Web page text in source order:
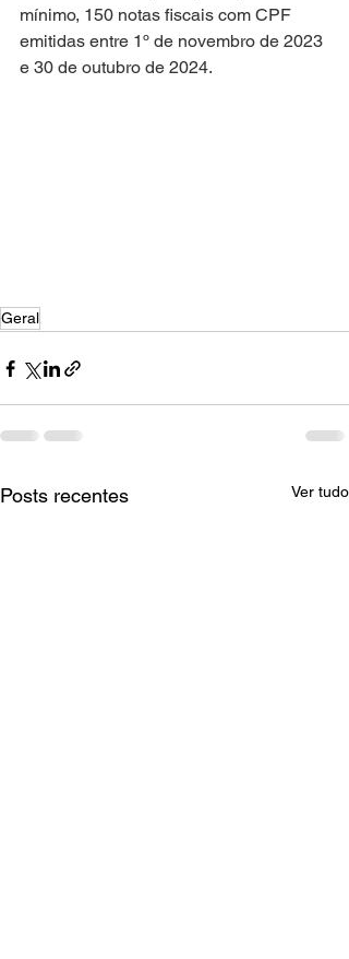
mínimo, 150 notas fiscais com CPF
emitidas entre 1º de novembro de 2023
e 30 de outubro de 2024.
Geral
Posts recentes Ver tudo